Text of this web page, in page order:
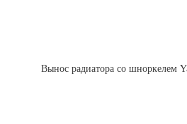
Вынос радиатора со шноркелем